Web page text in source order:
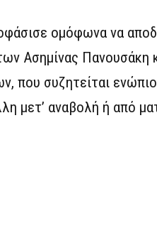
ομόφωνα να
Ασημίνας Πανουσάκη
που συζητείται
μετ’ αναβολή ή από